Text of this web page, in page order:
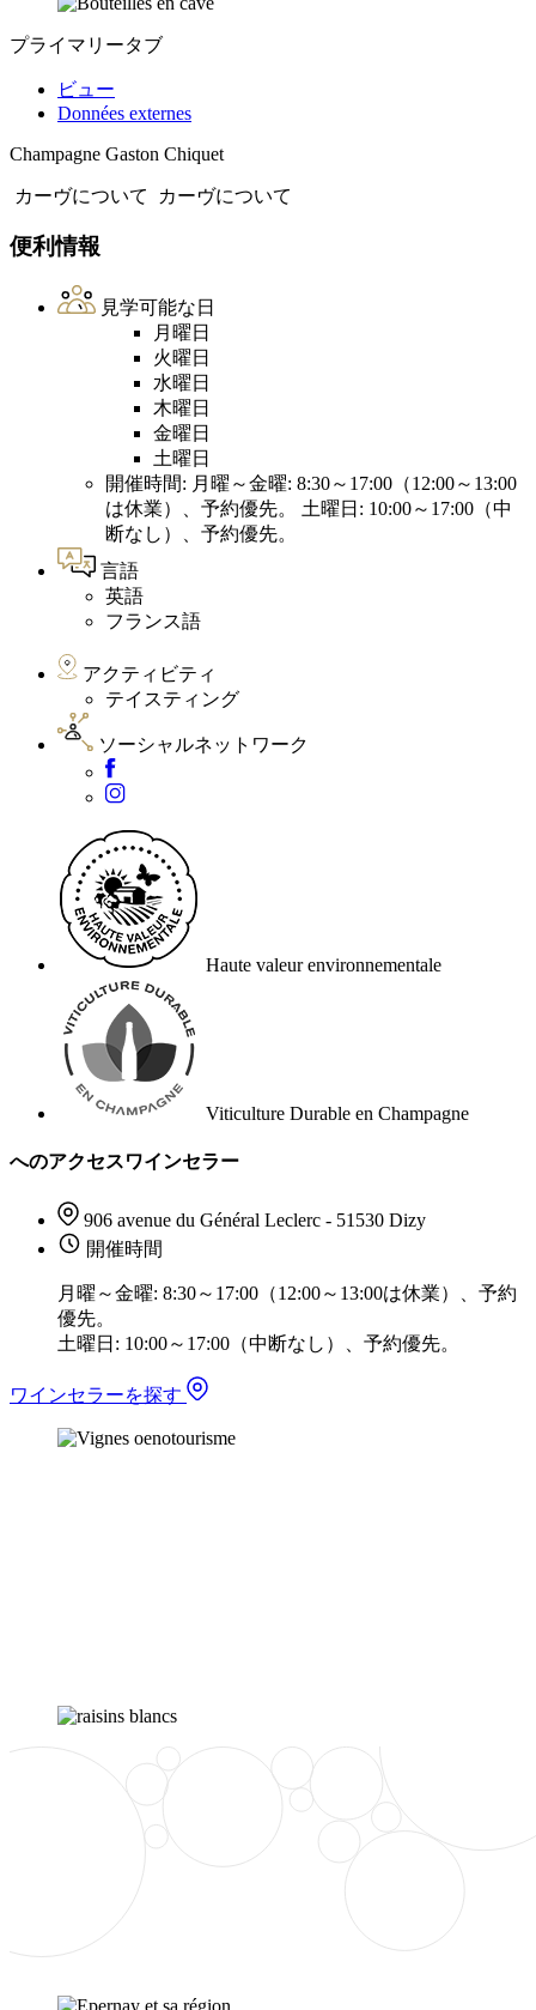
プライマリータブ
ビュー
Données externes
Champagne Gaston Chiquet
カーヴについて カーヴについて
便利情報
見学可能な日
月曜日
火曜日
水曜日
木曜日
金曜日
土曜日
開催時間: 月曜～金曜: 8:30～17:00（12:00～13:00
は休業）、予約優先。 土曜日: 10:00～17:00（中
断なし）、予約優先。
言語
英語
フランス語
アクティビティ
テイスティング
ソーシャルネットワーク
Haute valeur environnementale
Viticulture Durable en Champagne
へのアクセスワインセラー
906 avenue du Général Leclerc - 51530 Dizy
開催時間
月曜～金曜: 8:30～17:00（12:00～13:00は休業）、予約
優先。
土曜日: 10:00～17:00（中断なし）、予約優先。
ワインセラーを探す